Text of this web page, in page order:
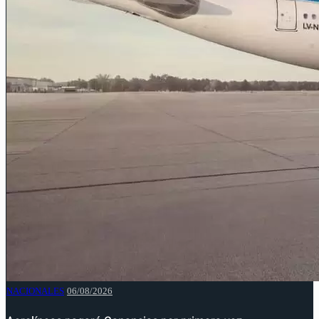
NACIONALES 06/08/2026